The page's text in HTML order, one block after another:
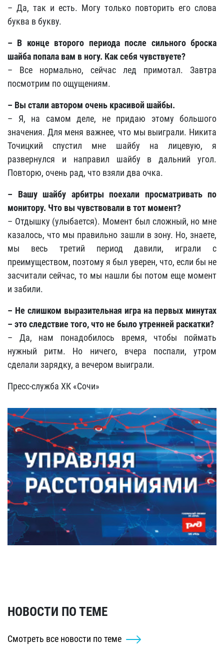
– Да, так и есть. Могу только повторить его слова
буква в букву.
– В конце второго периода после сильного броска
шайба попала вам в ногу. Как себя чувствуете?
– Все нормально, сейчас лед примотал. Завтра
посмотрим по ощущениям.
– Вы стали автором очень красивой шайбы.
– Я, на самом деле, не придаю этому большого
значения. Для меня важнее, что мы выиграли. Никита
Точицкий спустил мне шайбу на лицевую, я
развернулся и направил шайбу в дальний угол.
Повторю, очень рад, что взяли два очка.
– Вашу шайбу арбитры поехали просматривать по
монитору. Что вы чувствовали в тот момент?
– Отдышку (улыбается). Момент был сложный, но мне
казалось, что мы правильно зашли в зону. Но, знаете,
мы весь третий период давили, играли с
преимуществом, поэтому я был уверен, что, если бы не
засчитали сейчас, то мы нашли бы потом еще момент
и забили.
– Не слишком выразительная игра на первых минутах
– это следствие того, что не было утренней раскатки?
– Да, нам понадобилось время, чтобы поймать
нужный ритм. Но ничего, вчера поспали, утром
сделали зарядку, а вечером выиграли.
Пресс-служба ХК «Сочи»
НОВОСТИ ПО ТЕМЕ
Смотреть все новости по теме